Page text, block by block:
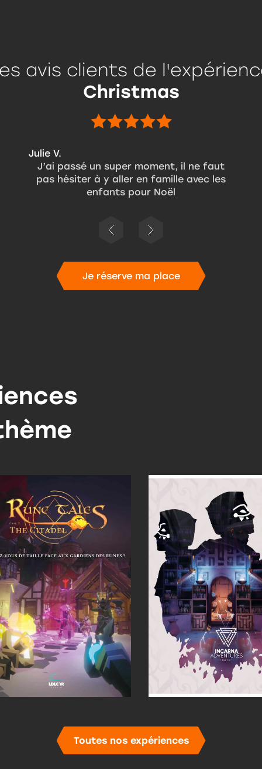
féerique qui sauvera Noël.
aventure et faites briller la magie de Noël
avis clients de
Christmas
Julie V.
J’ai passé un super moment, il ne faut
pas hésiter à y aller en famille avec les
enfants pour Noël
Je réserve ma place
Toutes nos expériences